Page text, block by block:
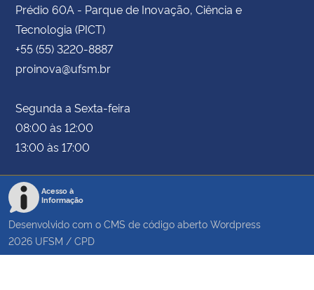
Prédio 60A - Parque de Inovação, Ciência e
Tecnologia (PICT)
+55 (55) 3220-8887
proinova@ufsm.br
Segunda a Sexta-feira
08:00 às 12:00
13:00 às 17:00
Acesso à
Informação
Desenvolvido com o CMS de código aberto Wordpress
2026 UFSM / CPD